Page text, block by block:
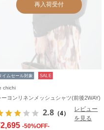
再入荷受付
イムセール対象 SALE
chichi
ーヨンリネンメッシュシャツ(前後2WAY)
2.8 （4）
レビュー
を見る
-50%OFF-